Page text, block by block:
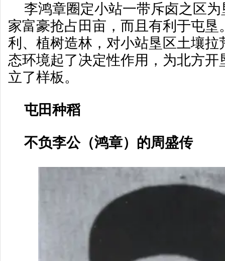
李鸿章圈定小站一带斥卤之区
家富豪抢占田亩，而且有利于屯垦
利、植树造林，对小站垦区土壤拉
态环境起了决定性作用，为北方开
立了样板。
屯田种稻
不负李公（鸿章）的周盛传